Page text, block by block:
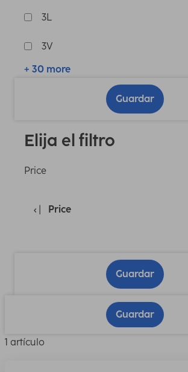
3L
3V
+ 30 more
Guardar
Elija el filtro
Price
Price
Guardar
Guardar
1 artículo